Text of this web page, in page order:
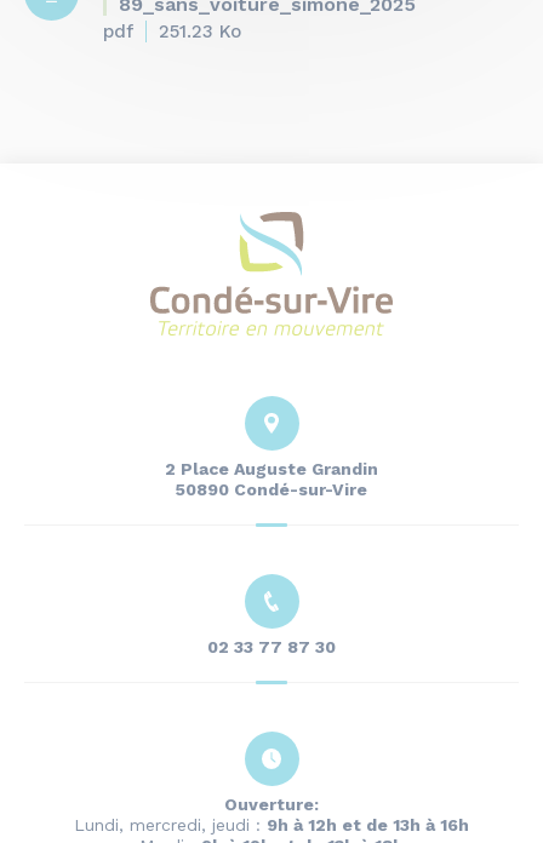
89_sans_voiture_simone_2025
pdf 251.23 Ko
2 Place Auguste Grandin
50890 Condé-sur-Vire
02 33 77 87 30
Ouverture:
Lundi, mercredi, jeudi : 9h à 12h et de 13h à 16h